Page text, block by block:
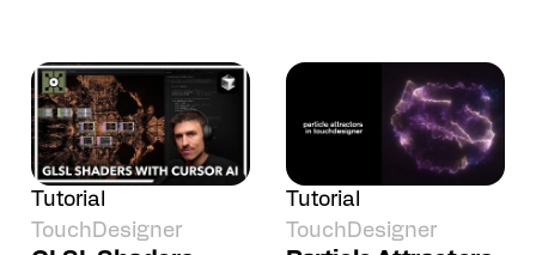
Tutorial
TouchDesigner
Tutorial
TouchDesigner